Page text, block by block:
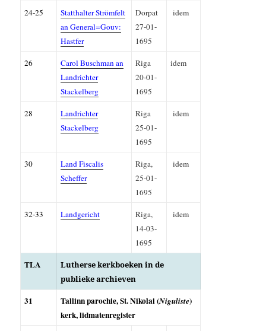
24-25
Statthalter Strömfelt
an General=Gouv:
Hastfer
Dorpat
27-01-
1695
idem
26
Carol Buschman an
Landrichter
Stackelberg
Riga
20-01-
1695
idem
28
Landrichter
Stackelberg
Riga
25-01-
1695
idem
30
Land Fiscalis
Scheffer
Riga,
25-01-
1695
idem
32-33 Landgericht
Riga,
14-03-
1695
idem
TLA
Lutherse kerkboeken in de
publieke archieven
31 Tallinn parochie, St. Nikolai (Niguliste)
kerk, lidmatenregister